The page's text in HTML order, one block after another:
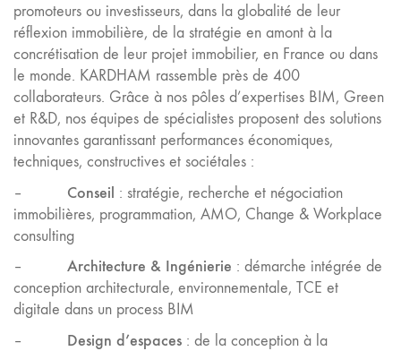
promoteurs ou investisseurs, dans la globalité de leur
réflexion immobilière, de la stratégie en amont à la
concrétisation de leur projet immobilier, en France ou dans
le monde. KARDHAM rassemble près de 400
collaborateurs. Grâce à nos pôles d’expertises BIM, Green
et R&D, nos équipes de spécialistes proposent des solutions
innovantes garantissant performances économiques,
techniques, constructives et sociétales :
– Conseil : stratégie, recherche et négociation
immobilières, programmation, AMO, Change & Workplace
consulting
– Architecture & Ingénierie : démarche intégrée de
conception architecturale, environnementale, TCE et
digitale dans un process BIM
– Design d’espaces : de la conception à la